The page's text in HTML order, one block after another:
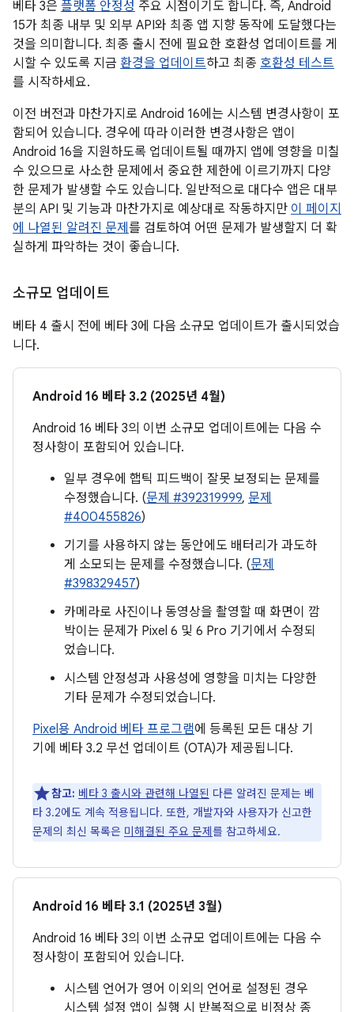
베타 3은 플랫폼 안정성 주요 시점이기도 합니다. 즉, Android
15가 최종 내부 및 외부 API와 최종 앱 지향 동작에 도달했다는
것을 의미합니다. 최종 출시 전에 필요한 호환성 업데이트를 게
시할 수 있도록 지금 환경을 업데이트하고 최종 호환성 테스트
를 시작하세요.
이전 버전과 마찬가지로 Android 16에는 시스템 변경사항이 포
함되어 있습니다. 경우에 따라 이러한 변경사항은 앱이
Android 16을 지원하도록 업데이트될 때까지 앱에 영향을 미칠
수 있으므로 사소한 문제에서 중요한 제한에 이르기까지 다양
한 문제가 발생할 수도 있습니다. 일반적으로 대다수 앱은 대부
분의 API 및 기능과 마찬가지로 예상대로 작동하지만 이 페이지
에 나열된 알려진 문제 를 검토하여 어떤 문제가 발생할지 더 확
실하게 파악하는 것이 좋습니다.
소규모 업데이트
베타 4 출시 전에 베타 3에 다음 소규모 업데이트가 출시되었습
니다.
Android 16 베타 3.2 (2025년 4월)
Android 16 베타 3의 이번 소규모 업데이트에는 다음 수
정사항이 포함되어 있습니다.
일부 경우에 햅틱 피드백이 잘못 보정되는 문제를
수정했습니다. (문제 #392319999, 문제
#400455826)
기기를 사용하지 않는 동안에도 배터리가 과도하
게 소모되는 문제를 수정했습니다. (문제
#398329457)
카메라로 사진이나 동영상을 촬영할 때 화면이 깜
박이는 문제가 Pixel 6 및 6 Pro 기기에서 수정되
었습니다.
시스템 안정성과 사용성에 영향을 미치는 다양한
기타 문제가 수정되었습니다.
Pixel용 Android 베타 프로그램에 등록된 모든 대상 기
기에 베타 3.2 무선 업데이트 (OTA)가 제공됩니다.
참고: 베타 3 출시와 관련해 나열된 다른 알려진 문제는 베
타 3.2에도 계속 적용됩니다. 또한, 개발자와 사용자가 신고한
문제의 최신 목록은 미해결된 주요 문제를 참고하세요.
Android 16 베타 3.1 (2025년 3월)
Android 16 베타 3의 이번 소규모 업데이트에는 다음 수
정사항이 포함되어 있습니다.
시스템 언어가 영어 이외의 언어로 설정된 경우
시스템 설정 앱이 실행 시 반복적으로 비정상 종